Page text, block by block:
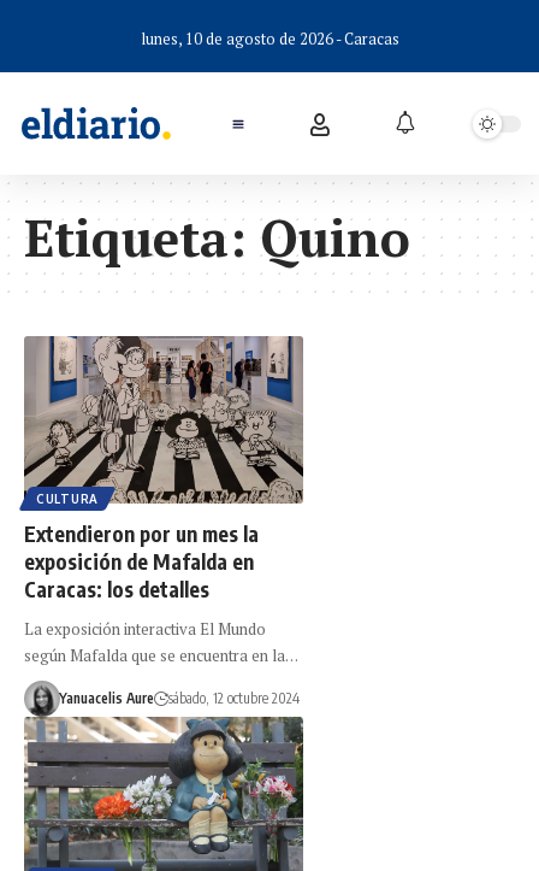
lunes, 10 de agosto de 2026 - Caracas
Etiqueta: Quino
CULTURA
Extendieron por un mes la
exposición de Mafalda en
Caracas: los detalles
La exposición interactiva El Mundo
según Mafalda que se encuentra en la…
Yanuacelis Aure sábado, 12 octubre 2024